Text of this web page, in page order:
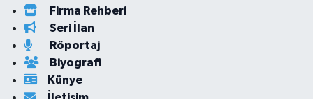
Firma Rehberi
Seri İlan
Röportaj
Biyografi
Künye